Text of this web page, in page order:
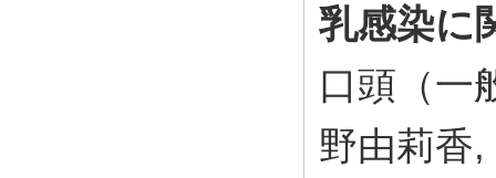
乳感染に
口頭（一
野由莉香